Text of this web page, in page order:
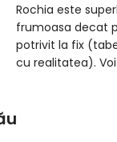
Rochia este
frumoasa decat
potrivit la fix
cu realitatea).